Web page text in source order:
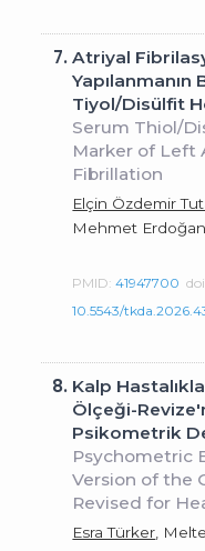
7.Atriyal
Tiyol/Disülfit
Serum Thiol/
Marker of Left
Fibrillation
Elçin Özdemir
Mehmet
PMID:41947700
10.5543/
8. Kalp
Ölçeği-
Psikometrik
Psychometric
Version of the
Revised for
Esra Türker ,